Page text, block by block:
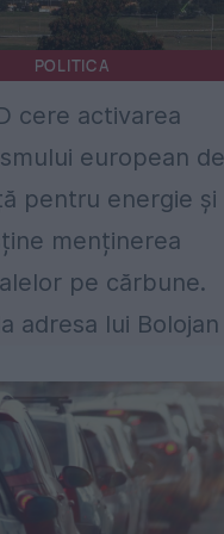
POLITICA
cere activarea
european
pentru energie și
menținerea
pe cărbune.
adresa lui Bolojan